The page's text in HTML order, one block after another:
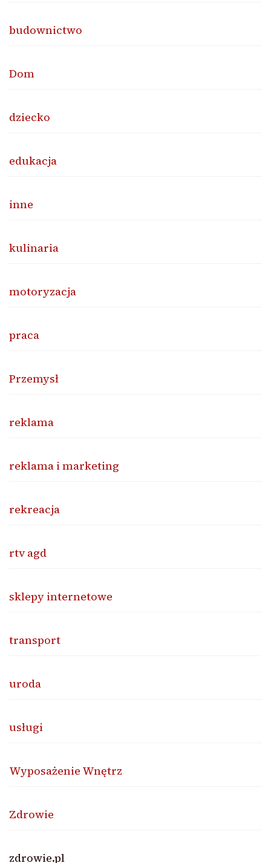
budownictwo
Dom
dziecko
edukacja
inne
kulinaria
motoryzacja
praca
Przemysł
reklama
reklama i marketing
rekreacja
rtv agd
sklepy internetowe
transport
uroda
usługi
Wyposażenie Wnętrz
Zdrowie
zdrowie.pl